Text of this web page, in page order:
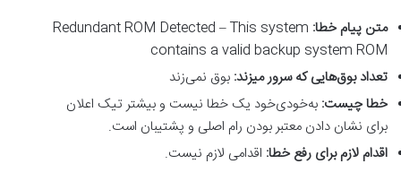
متن پیام خطا:
Redundant ROM Detected – This system
contains a valid backup system ROM
تعداد بوق‌هایی که سرور میزند: بوق نمی‌زند
خطا چیست: به‌خودی‌خود یک خطا نیست و بیشتر تیک اعلان
برای نشان دادن معتبر بودن رام اصلی و پشتیبان است.
اقدام لازم برای رفع خطا: اقدامی لازم نیست.